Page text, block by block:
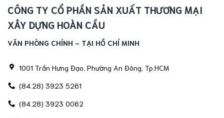
CÔNG TY CỔ PHẦN SẢN XUẤT THƯƠNG MẠI
XÂY DỰNG HOÀN CẦU
VĂN PHÒNG CHÍNH - TẠI HỒ CHÍ MINH
1001 Trần Hưng Đạo, Phường An Đông, Tp.HCM
(84.28) 3923 5261
(84.28) 3923 0062